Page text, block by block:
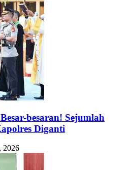
besaran! Sejumlah
Diganti
2026